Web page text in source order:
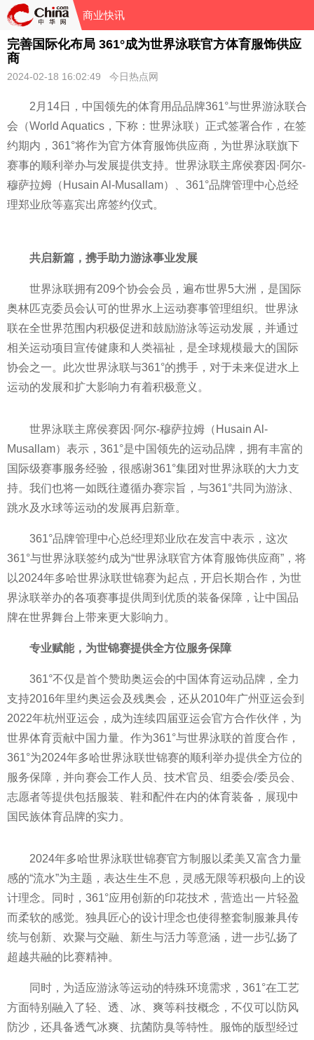
商业快讯
完善国际化布局 361°成为世界泳联官方体育服饰供应
商
2024-02-18 16:02:49 今日热点网
2月14日， 中国领先的体育用品品牌361°与世界游泳联合
会（World Aquatics，下称：世界泳联）正式签署合作，在签
约期内，361°将作为官方体育服饰供应商，为世界泳联旗下
赛事的顺利举办与发展提供支持。世界泳联主席侯赛因·阿尔-
穆萨拉姆（Husain Al-Musallam）、361°品牌管理中心总经
理郑业欣等嘉宾出席签约仪式。
共启新篇，携手助力游泳事业发展
世界泳联拥有209个协会会员，遍布世界5大洲，是国际
奥林匹克委员会认可的世界水上运动赛事管理组织。世界泳
联在全世界范围内积极促进和鼓励游泳等运动发展，并通过
相关运动项目宣传健康和人类福祉，是全球规模最大的国际
协会之一。此次世界泳联与361°的携手，对于未来促进水上
运动的发展和扩大影响力有着积极意义。
世界泳联主席侯赛因·阿尔-穆萨拉姆（Husain Al-
Musallam）表示，361°是中国领先的运动品牌，拥有丰富的
国际级赛事服务经验，很感谢361°集团对世界泳联的大力支
持。我们也将一如既往遵循办赛宗旨，与361°共同为游泳、
跳水及水球等运动的发展再启新章。
361°品牌管理中心总经理郑业欣在发言中表示，这次
361°与世界泳联签约成为“世界泳联官方体育服饰供应商”，将
以2024年多哈世界泳联世锦赛为起点，开启长期合作，为世
界泳联举办的各项赛事提供周到优质的装备保障，让中国品
牌在世界舞台上带来更大影响力。
专业赋能，为世锦赛提供全方位服务保障
361°不仅是首个赞助奥运会的中国体育运动品牌，全力
支持2016年里约奥运会及残奥会，还从2010年广州亚运会到
2022年杭州亚运会，成为连续四届亚运会官方合作伙伴，为
世界体育贡献中国力量。作为361°与世界泳联的首度合作，
361°为2024年多哈世界泳联世锦赛的顺利举办提供全方位的
服务保障，并向赛会工作人员、技术官员、组委会/委员会、
志愿者等提供包括服装、鞋和配件在内的体育装备，展现中
国民族体育品牌的实力。
2024年多哈世界泳联世锦赛官方制服以柔美又富含力量
感的“流水”为主题，表达生生不息，灵感无限等积极向上的设
计理念。同时，361°应用创新的印花技术，营造出一片轻盈
而柔软的感觉。独具匠心的设计理念也使得整套制服兼具传
统与创新、欢聚与交融、新生与活力等意涵，进一步弘扬了
超越共融的比赛精神。
同时，为适应游泳等运动的特殊环境需求，361°在工艺
方面特别融入了轻、透、冰、爽等科技概念，不仅可以防风
防沙，还具备透气冰爽、抗菌防臭等特性。服饰的版型经过